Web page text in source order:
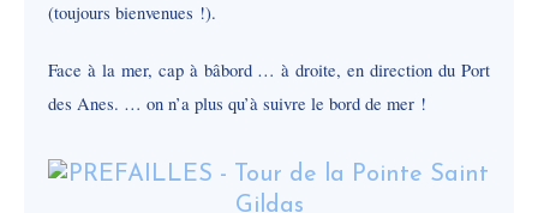
(toujours bienvenues !).
Face à la mer, cap à bâbord … à droite, en direction du Port
des Anes. … on n’a plus qu’à suivre le bord de mer !